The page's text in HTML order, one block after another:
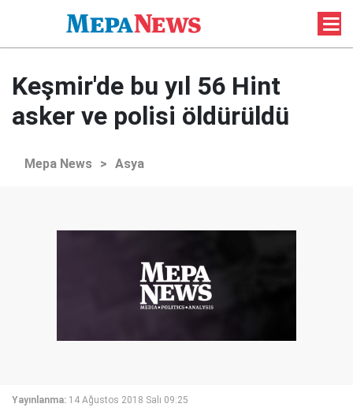
Keşmir'de bu yıl 56 Hint
asker ve polisi öldürüldü
Mepa News > Asya
Yayınlanma: 14 Ağustos 2018 Salı 09:25